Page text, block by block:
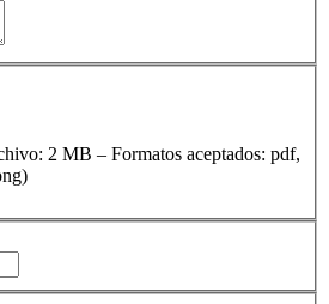
2 MB – Formatos aceptados: pdf,